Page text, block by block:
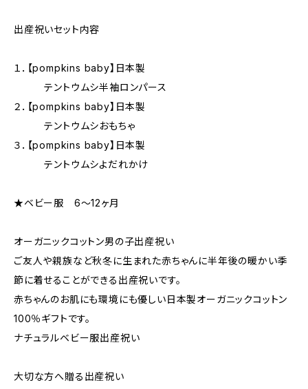
出産祝いセット内容
１．【pompkins baby】日本製
テントウムシ半袖ロンパース
２．【pompkins baby】日本製
テントウムシおもちゃ
３．【pompkins baby】日本製
テントウムシよだれかけ
★ベビー服 6～12ヶ月
オーガニックコットン男の子出産祝い
ご友人や親族など秋冬に生まれた赤ちゃんに半年後の暖かい季
節に着せることができる出産祝いです。
赤ちゃんのお肌にも環境にも優しい日本製オーガニックコットン
100％ギフトです。
ナチュラルベビー服出産祝い
大切な方へ贈る出産祝い